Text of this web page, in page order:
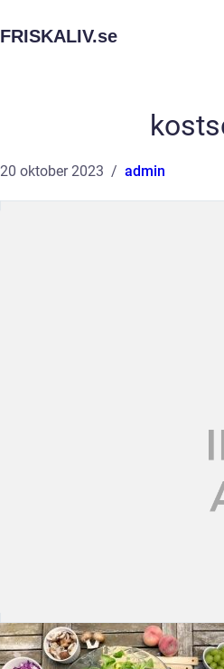
FRISKALIV.se
20 oktober 2023 admin